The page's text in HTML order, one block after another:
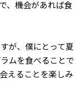
、機会があれば食
が、僕にとって夏
ムを食べることで
えることを楽しみ